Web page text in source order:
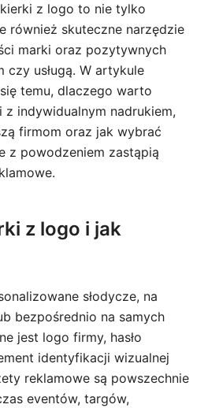
z logo to nie tylko
również skuteczne narzędzie
marki oraz pozytywnych
czy usługą. W artykule
temu, dlaczego warto
indywidualnym nadrukiem,
firmom oraz jak wybrać
z powodzeniem zastąpią
z logo i jak
słodycze, na
bezpośrednio na samych
jest logo firmy, hasło
identyfikacji wizualnej
reklamowe są powszechnie
eventów, targów,